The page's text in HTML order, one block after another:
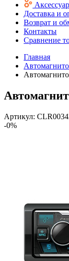
Доставка и
Возврат и
Контакты
Сравнение
Главная
Артикул:
-0%